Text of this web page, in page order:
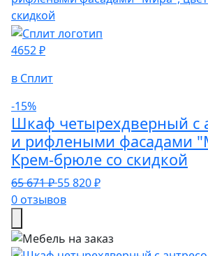
4652 ₽
в Сплит
-15%
Шкаф четырехдверный с
и рифлеными фасадами
Крем-брюле со скидкой
65 671 ₽55 820 ₽
0 отзывов